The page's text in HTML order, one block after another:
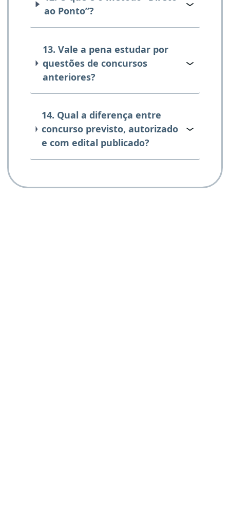
ao Ponto”?
13. Vale a pena estudar por
questões de concursos
anteriores?
14. Qual a diferença entre
concurso previsto, autorizado
e com edital publicado?